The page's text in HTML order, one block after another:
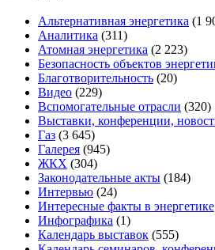
Альтернативная энергетика (1
Аналитика (311)
Атомная энергетика (2 223)
Безопасность объектов
Благотворительность (20)
Видео (229)
Вспомогательные отрасли (320)
Выставки, конференции,
Газ (3 645)
Галерея (945)
ЖКХ (304)
Законодательные акты (184)
Интервью (24)
Интересные факты в энергетике
Инфографика (1)
Календарь выставок (555)